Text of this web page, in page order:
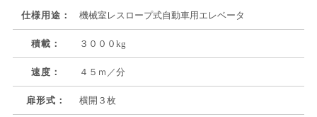
仕様用途： 機械室レスロープ式自動車用エレベータ
積載： ３０００kg
速度： ４５ｍ／分
扉形式： 横開３枚